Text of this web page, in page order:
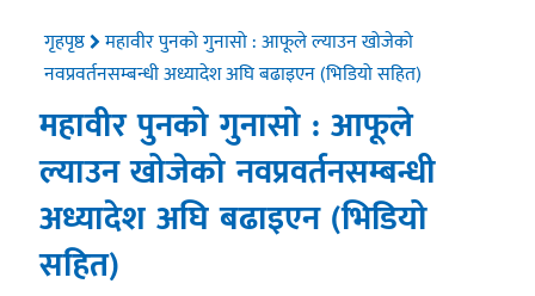
गृहपृष्ठ
महावीर पुनको गुनासो : आफूले ल्याउन खोजेको
नवप्रवर्तनसम्बन्धी अध्यादेश अघि बढाइएन (भिडियो सहित)
महावीर पुनको गुनासो : आफूले
ल्याउन खोजेको नवप्रवर्तनसम्बन्धी
अध्यादेश अघि बढाइएन (भिडियो
सहित)